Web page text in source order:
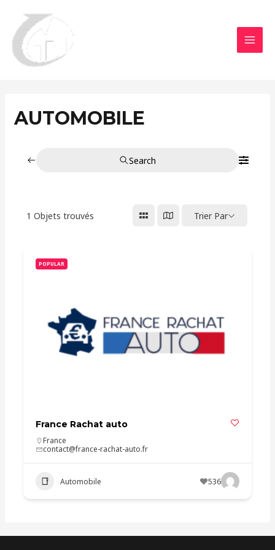
contenu
AUTOMOBILE
Search
1 Objets trouvés Trier Par
POPULAR
France Rachat auto
France
contact@france-rachat-auto.fr
Automobile 536